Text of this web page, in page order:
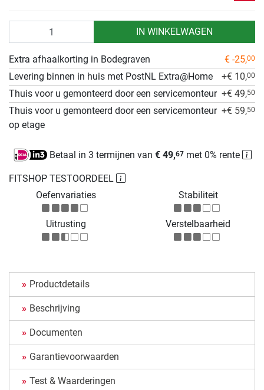
IN WINKELWAGEN
FITSHOP TESTOORDEEL
Oefenvariaties
Stabiliteit
Uitrusting Verstelbaarheid
Extra afhaalkorting in Bodegraven € -25,00
Levering binnen in huis met PostNL Extra@Home +€ 10,00
Thuis voor u gemonteerd door een servicemonteur +€ 49,50
Thuis voor u gemonteerd door een servicemonteur
op etage
+€ 59,50
Betaal in 3 termijnen van € 49,67met 0% rente
Productdetails
Beschrijving
Documenten
Garantievoorwaarden
Test & Waarderingen